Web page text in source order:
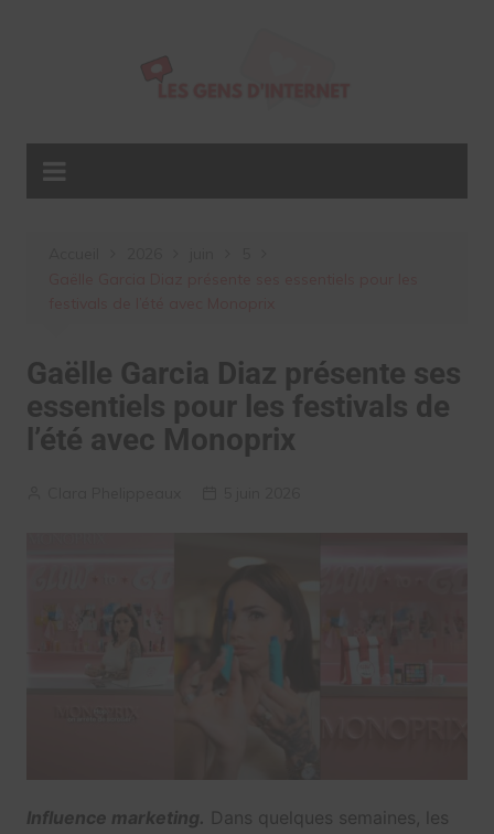
Gaëlle Garcia Diaz présente ses
essentiels pour les festivals de
l’été avec Monoprix
Influence marketing. Dans quelques semaines, les